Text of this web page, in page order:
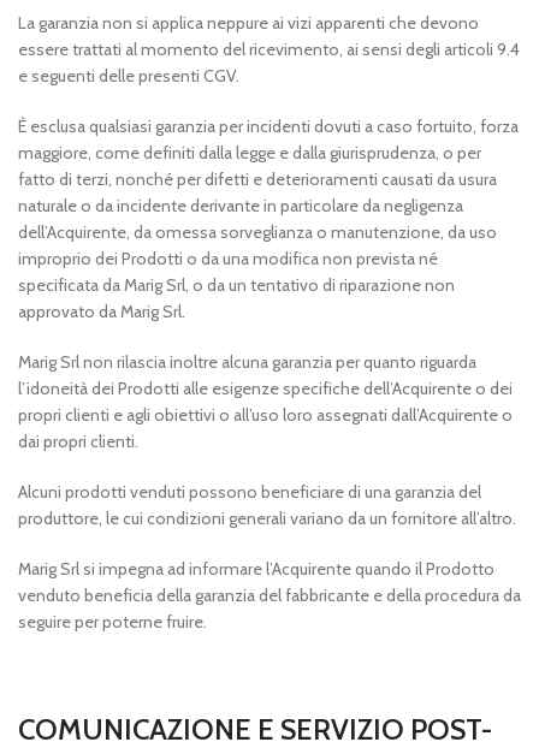
La garanzia non si applica neppure ai vizi apparenti che devono
essere trattati al momento del ricevimento, ai sensi degli articoli 9.4
e seguenti delle presenti CGV.
È esclusa qualsiasi garanzia per incidenti dovuti a caso fortuito, forza
maggiore, come definiti dalla legge e dalla giurisprudenza, o per
fatto di terzi, nonché per difetti e deterioramenti causati da usura
naturale o da incidente derivante in particolare da negligenza
dell’Acquirente, da omessa sorveglianza o manutenzione, da uso
improprio dei Prodotti o da una modifica non prevista né
specificata da Marig Srl, o da un tentativo di riparazione non
approvato da Marig Srl.
Marig Srl non rilascia inoltre alcuna garanzia per quanto riguarda
l’idoneità dei Prodotti alle esigenze specifiche dell’Acquirente o dei
propri clienti e agli obiettivi o all’uso loro assegnati dall’Acquirente o
dai propri clienti.
Alcuni prodotti venduti possono beneficiare di una garanzia del
produttore, le cui condizioni generali variano da un fornitore all’altro.
Marig Srl si impegna ad informare l’Acquirente quando il Prodotto
venduto beneficia della garanzia del fabbricante e della procedura da
seguire per poterne fruire.
COMUNICAZIONE E SERVIZIO POST-